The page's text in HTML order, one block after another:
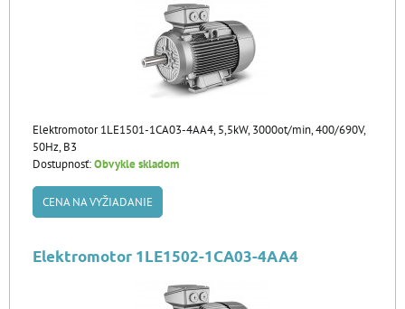
Elektromotor 1LE1501-1CA03-4AA4, 5,5kW, 3000ot/min, 400/690V,
50Hz, B3
Dostupnosť:Obvykle skladom
CENA NA VYŽIADANIE
Elektromotor 1LE1502-1CA03-4AA4